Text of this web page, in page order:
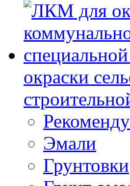
окраски
Эмали
Грунтовки